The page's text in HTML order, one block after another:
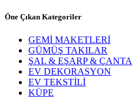
Öne Çıkan Kategoriler
GEMİ MAKETLERİ
GÜMÜŞ TAKILAR
ŞAL & EŞARP & ÇANTA
EV DEKORASYON
EV TEKSTİLİ
KÜPE